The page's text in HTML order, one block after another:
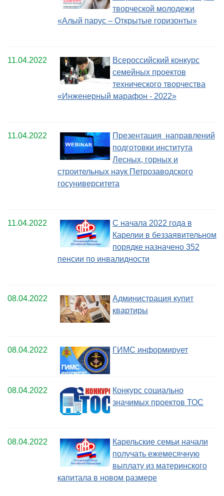
творческой молодежи
«Алый парус – Открытые горизонты»
11.04.2022
Всероссийский конкурс
семейных проектов
технического творчества
«Инженерный марафон - 2022»
11.04.2022
Презентация направлений
подготовки института
Лесных, горных и
строительных наук Петрозаводского
госуниверситета
11.04.2022
С начала 2022 года в
Карелии в беззаявительном
порядке назначено 352
пенсии по инвалидности
08.04.2022
Администрация купит
квартиры
08.04.2022 ГИМС информирует
08.04.2022
Конкурс социально
значимых проектов ТОС
08.04.2022
Карельские семьи начали
получать ежемесячную
выплату из материнского
капитала в новом размере